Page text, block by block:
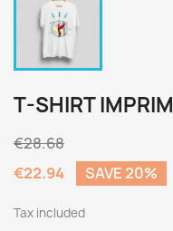
T-SHIRT
€28.68
€22.94
SAVE 20%
Tax included